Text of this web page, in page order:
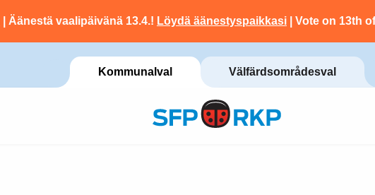
| Äänestä vaalipäivänä 13.4.! Löydä äänestyspaikkasi | Vote on 13th
Kommunalval Välfärdsområdesval